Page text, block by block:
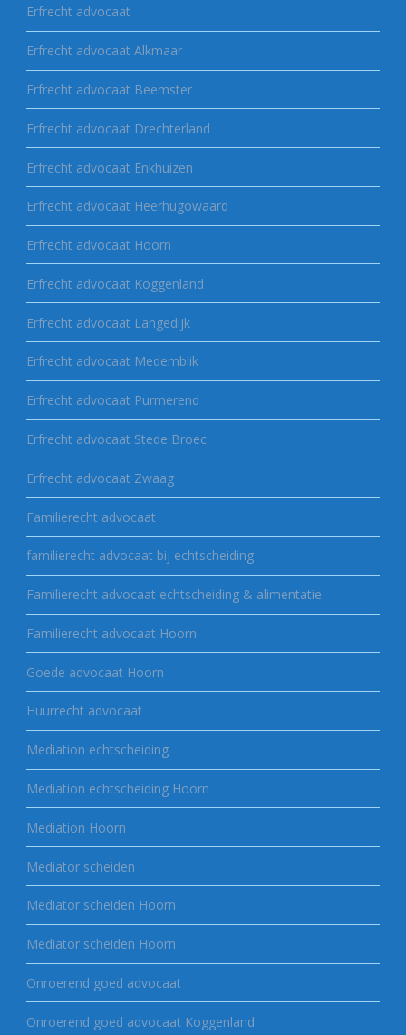
Erfrecht advocaat
Erfrecht advocaat Alkmaar
Erfrecht advocaat Beemster
Erfrecht advocaat Drechterland
Erfrecht advocaat Enkhuizen
Erfrecht advocaat Heerhugowaard
Erfrecht advocaat Hoorn
Erfrecht advocaat Koggenland
Erfrecht advocaat Langedijk
Erfrecht advocaat Medemblik
Erfrecht advocaat Purmerend
Erfrecht advocaat Stede Broec
Erfrecht advocaat Zwaag
Familierecht advocaat
familierecht advocaat bij echtscheiding
Familierecht advocaat echtscheiding & alimentatie
Familierecht advocaat Hoorn
Goede advocaat Hoorn
Huurrecht advocaat
Mediation echtscheiding
Mediation echtscheiding Hoorn
Mediation Hoorn
Mediator scheiden
Mediator scheiden Hoorn
Mediator scheiden Hoorn
Onroerend goed advocaat
Onroerend goed advocaat Koggenland